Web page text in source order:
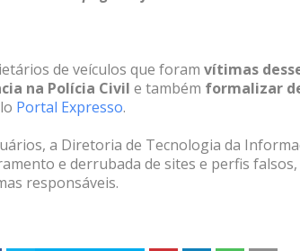
de veículos que foram vítimas
na Polícia Civil e também formalizar
Portal Expresso.
a Diretoria de Tecnologia da
e derrubada de sites e perfis
responsáveis.